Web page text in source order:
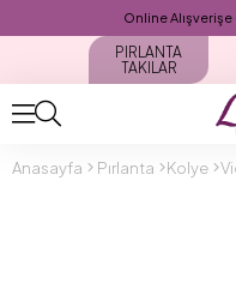
Online Alışverişe
PIRLANTA
TAKILAR
Anasayfa Pırlanta Kolye